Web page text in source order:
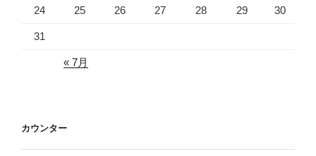
24 25 26 27 28 29 30
31
« 7月
カウンター